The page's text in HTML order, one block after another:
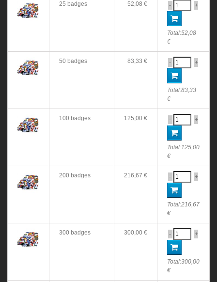
25 badges 52,08 € - +
Total:52,08
€
50 badges 83,33 € - +
Total:83,33
€
100 badges 125,00 € - +
Total:125,00
€
200 badges 216,67 € - +
Total:216,67
€
300 badges 300,00 € - +
Total:300,00
€